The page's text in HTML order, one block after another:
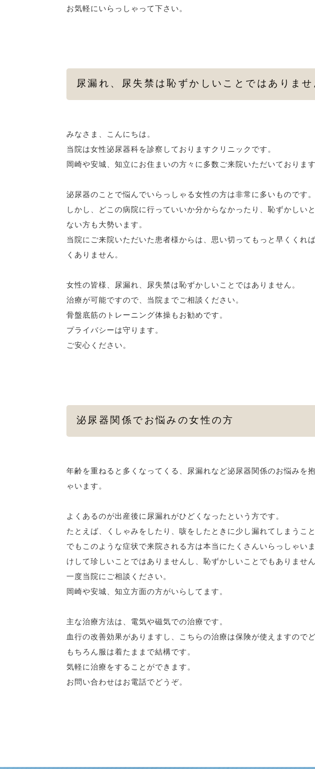
お気軽にいらっしゃって下さい。
尿漏れ、尿失禁は恥ずかしいことではありませ
みなさま、こんにちは。
当院は女性泌尿器科を診察しておりますクリニックです。
岡崎や安城、知立にお住まいの方々に多数ご来院いただいております
泌尿器のことで悩んでいらっしゃる女性の方は非常に多いものです。
しかし、どこの病院に行っていいか分からなかったり、恥ずかしい
ない方も大勢います。
当院にご来院いただいた患者様からは、思い切ってもっと早くくれ
くありません。
女性の皆様、尿漏れ、尿失禁は恥ずかしいことではありません。
治療が可能ですので、当院までご相談ください。
骨盤底筋のトレーニング体操もお勧めです。
プライバシーは守ります。
ご安心ください。
泌尿器関係でお悩みの女性の方
年齢を重ねると多くなってくる、尿漏れなど泌尿器関係のお悩みを
ゃいます。
よくあるのが出産後に尿漏れがひどくなったという方です。
たとえば、くしゃみをしたり、咳をしたときに少し漏れてしまうこ
でもこのような症状で来院される方は本当にたくさんいらっしゃいま
けして珍しいことではありませんし、恥ずかしいことでもありません
一度当院にご相談ください。
岡崎や安城、知立方面の方がいらしてます。
主な治療方法は、電気や磁気での治療です。
血行の改善効果がありますし、こちらの治療は保険が使えますので
もちろん服は着たままで結構です。
気軽に治療をすることができます。
お問い合わせはお電話でどうぞ。